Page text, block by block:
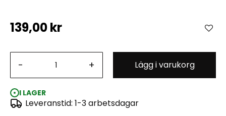
139,00 kr
- + Lägg i varukorg
I LAGER
Leveranstid: 1-3 arbetsdagar
de Havilland DH.82 Tiger Moth - Early Fuselage (AFX)